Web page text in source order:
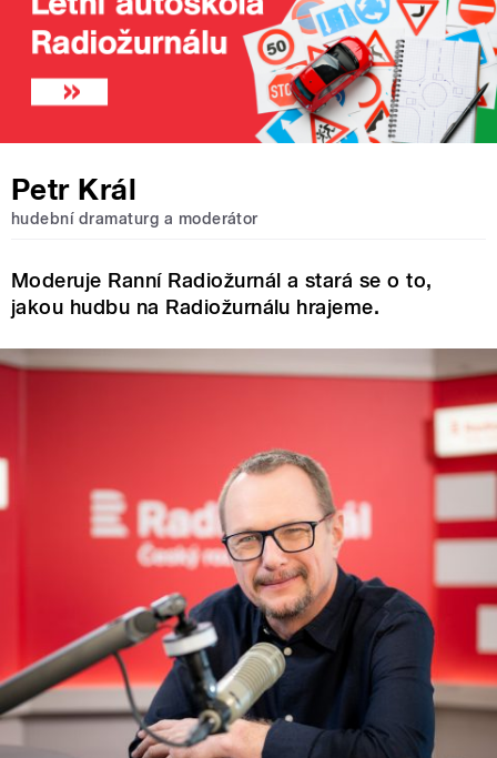
Petr Král
hudební dramaturg a moderátor
Moderuje Ranní Radiožurnál a stará se o to,
jakou hudbu na Radiožurnálu hrajeme.